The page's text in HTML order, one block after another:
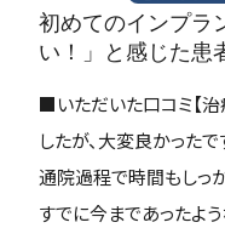
初めてのインプラ
い！」と感じた患
■いただいた口コミ【治
したが、大変良かった
通院過程で時間もしっ
すでに今まであったよう